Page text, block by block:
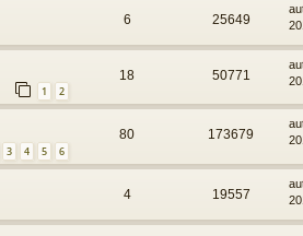
6 25649
1 2
18 50771
3 4 5 6
80 173679
4 19557